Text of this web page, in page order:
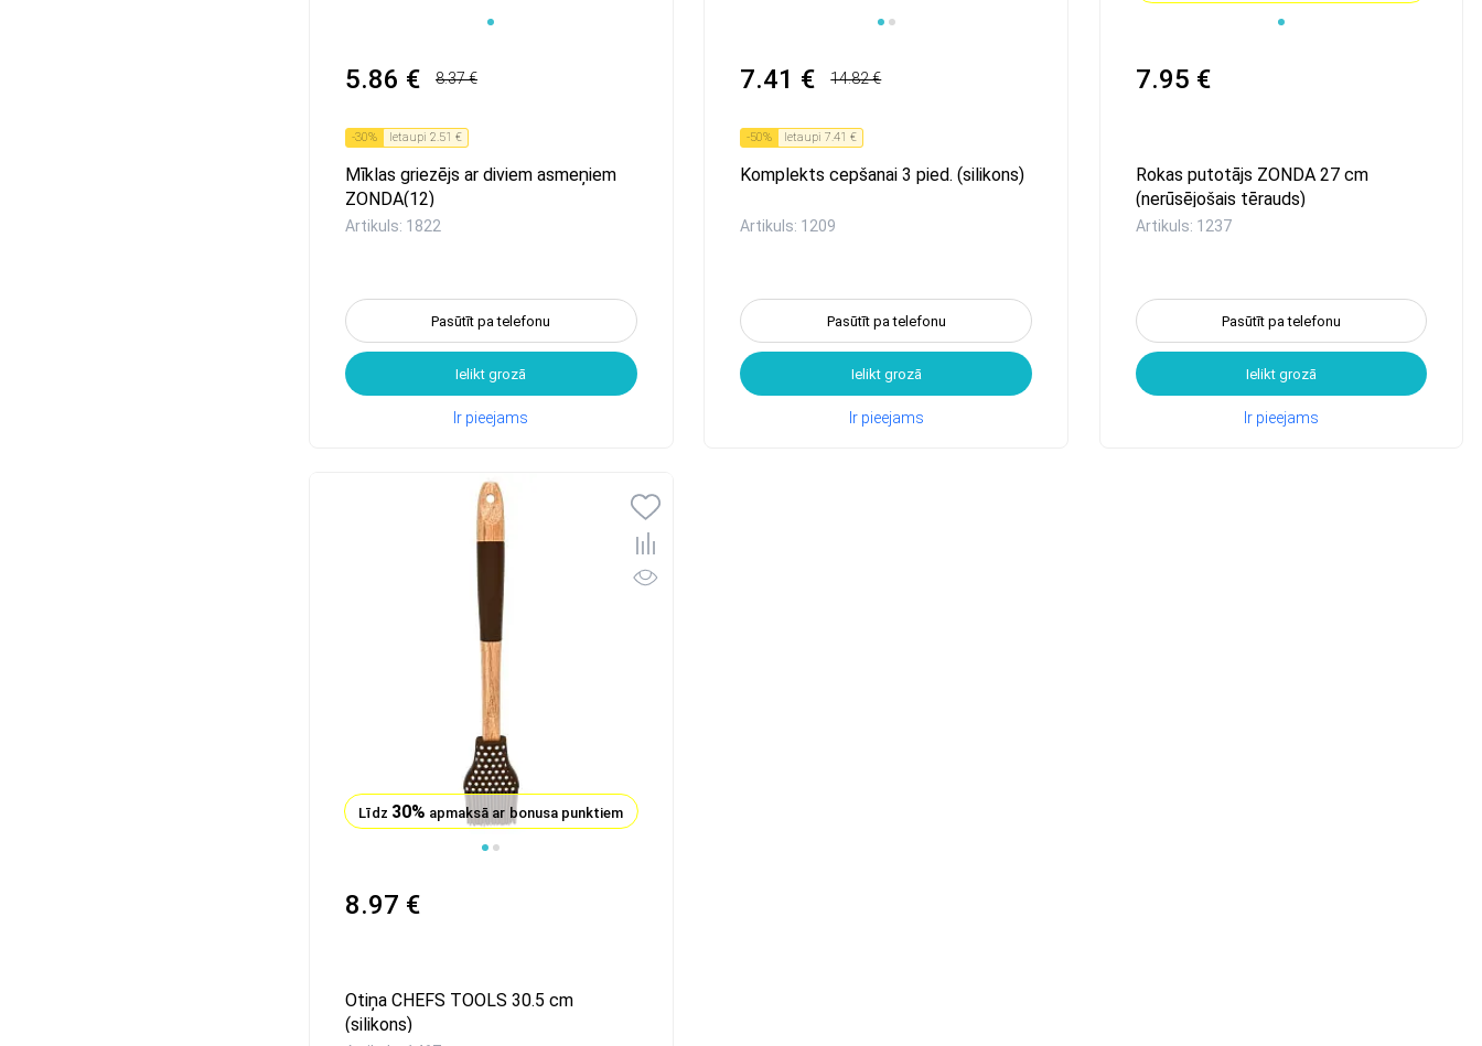
5.86 € 8.37 €
-30% Ietaupi 2.51 €
Mīklas griezējs ar diviem asmeņiem
ZONDA(12)
Artikuls: 1822
Pasūtīt pa telefonu
Ielikt grozā
Ir pieejams
7.41 € 14.82 €
-50% Ietaupi7.41 €
Komplekts cepšanai 3 pied. (silikons)
Artikuls: 1209
Pasūtīt pa telefonu
Ielikt grozā
Ir pieejams
7.95 €
Rokas putotājs ZONDA 27 cm
(nerūsējošais tērauds)
Artikuls: 1237
Pasūtīt pa telefonu
Ielikt grozā
Ir pieejams
Līdz 30% apmaksā ar bonusa punktiem
8.97 €
Otiņa CHEFS TOOLS 30.5 cm
(silikons)